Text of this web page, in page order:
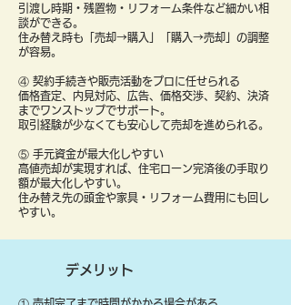
引渡し時期・残置物・リフォーム条件など細かい相
談ができる。
住み替え時も「売却→購入」「購入→売却」の調整
が容易。
④ 契約手続きや販売活動をプロに任せられる
価格査定、内見対応、広告、価格交渉、契約、決済
までワンストップでサポート。
取引経験が少なくても安心して売却を進められる。
⑤ 手元資金が最大化しやすい
高値売却が実現すれば、住宅ローン完済後の手取り
額が最大化しやすい。
住み替え先の頭金や家具・リフォーム費用にも回し
やすい。
デメリット